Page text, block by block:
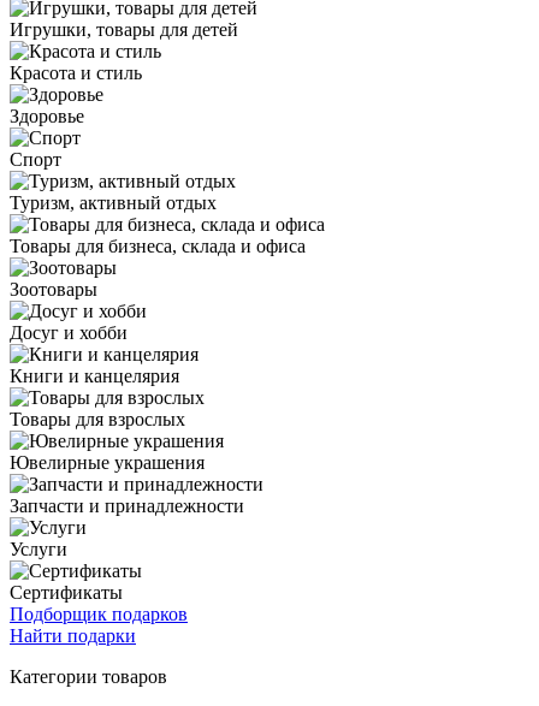
Игрушки, товары для детей
Красота и стиль
Здоровье
Спорт
Туризм, активный отдых
Товары для бизнеса, склада и офиса
Зоотовары
Досуг и хобби
Книги и канцелярия
Товары для взрослых
Ювелирные украшения
Запчасти и принадлежности
Услуги
Сертификаты
Подборщик подарков
Найти подарки
Категории товаров